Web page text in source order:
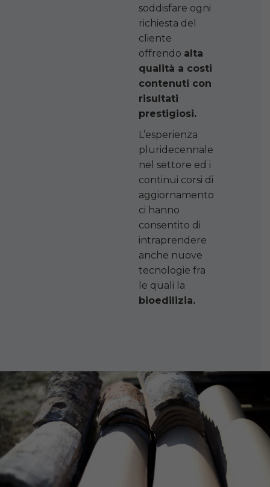
soddisfare ogni
richiesta del
cliente
offrendo alta
qualità a costi
contenuti con
risultati
prestigiosi.
L’esperienza
pluridecennale
nel settore ed i
continui corsi di
aggiornamento
ci hanno
consentito di
intraprendere
anche nuove
tecnologie fra
le quali la
bioedilizia.